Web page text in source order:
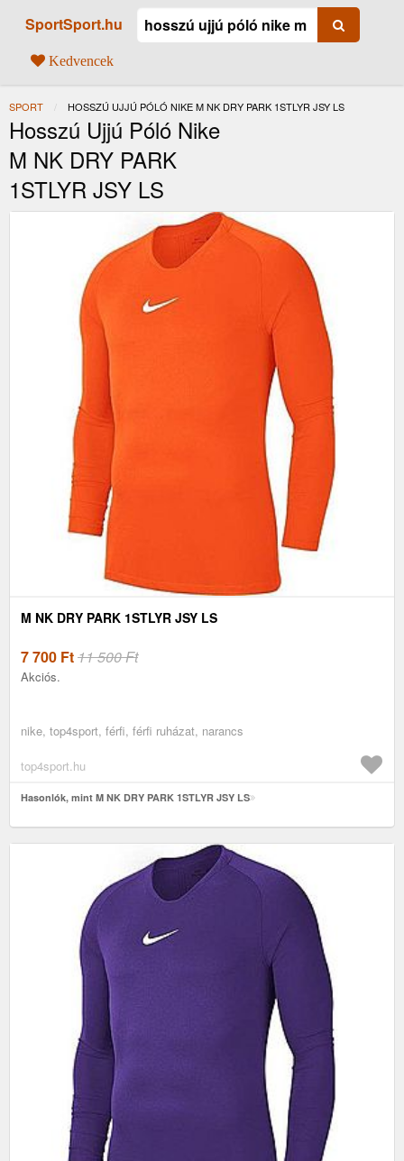
SportSport.hu
Kedvencek
SPORT JELENLEGI:
HOSSZÚ UJJÚ PÓLÓ NIKE M NK DRY PARK 1STLYR JSY LS
Hosszú Ujjú Póló Nike
M NK DRY PARK
1STLYR JSY LS
M NK DRY PARK 1STLYR JSY LS
7 700 Ft11 500 Ft
Akciós.
nike, top4sport, férfi, férfi ruházat, narancs
top4sport.hu
Hasonlók, mint M NK DRY PARK 1STLYR JSY LS